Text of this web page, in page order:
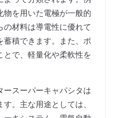
物を用いた電極が一般的
材料は導電性に優れて
蓄積できます。また、ポ
とで、軽量化や柔軟性を
ースーパーキャパシタは
。主な用途としては、